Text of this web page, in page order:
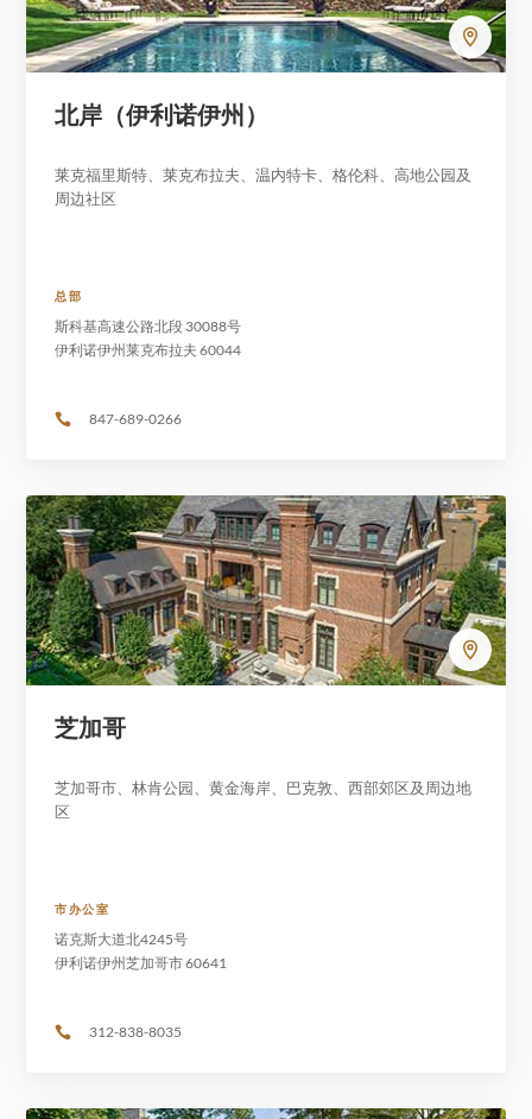
北岸（伊利诺伊州）
莱克福里斯特、莱克布拉夫、温内特卡、格伦科、高地公园及
周边社区
总部
斯科基高速公路北段 30088号
伊利诺伊州莱克布拉夫 60044
 847-689-0266
芝加哥
芝加哥市、林肯公园、黄金海岸、巴克敦、西部郊区及周边地
区
市办公室
诺克斯大道北4245号
伊利诺伊州芝加哥市 60641
 312-838-8035